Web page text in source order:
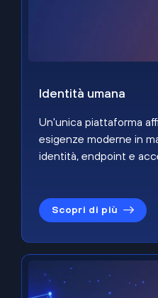
Identità umana
Un'unica piattaforma
esigenze moderne in
identità, endpoint e
Scopri di più